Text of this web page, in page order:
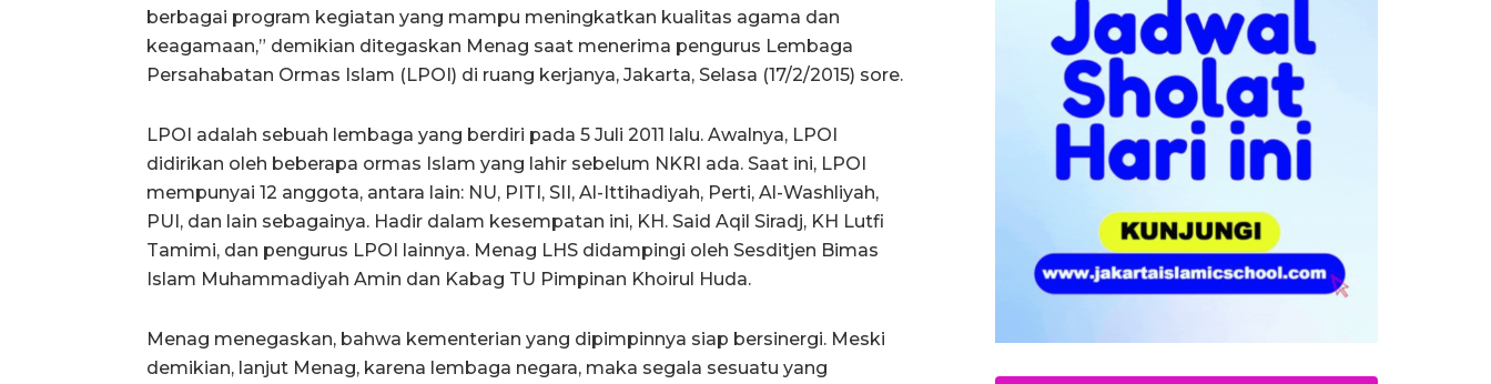
berbagai program kegiatan yang mampu meningkatkan kualitas agama dan
keagamaan,” demikian ditegaskan Menag saat menerima pengurus Lembaga
Persahabatan Ormas Islam (LPOI) di ruang kerjanya, Jakarta, Selasa (17/2/2015) sore.
LPOI adalah sebuah lembaga yang berdiri pada 5 Juli 2011 lalu. Awalnya, LPOI
didirikan oleh beberapa ormas Islam yang lahir sebelum NKRI ada. Saat ini, LPOI
mempunyai 12 anggota, antara lain: NU, PITI, SII, Al-Ittihadiyah, Perti, Al-Washliyah,
PUI, dan lain sebagainya. Hadir dalam kesempatan ini, KH. Said Aqil Siradj, KH Lutfi
Tamimi, dan pengurus LPOI lainnya. Menag LHS didampingi oleh Sesditjen Bimas
Islam Muhammadiyah Amin dan Kabag TU Pimpinan Khoirul Huda.
Menag menegaskan, bahwa kementerian yang dipimpinnya siap bersinergi. Meski
demikian, lanjut Menag, karena lembaga negara, maka segala sesuatu yang